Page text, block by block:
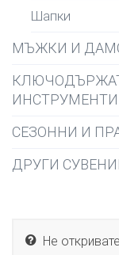
Шапки
МЪЖКИ И
ИНСТРУМЕНТИ
СЕЗОННИ И
ДРУГИ
Не